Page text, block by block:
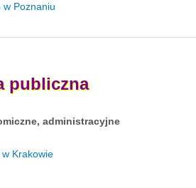
w Poznaniu
publiczna
administracyjne
Krakowie